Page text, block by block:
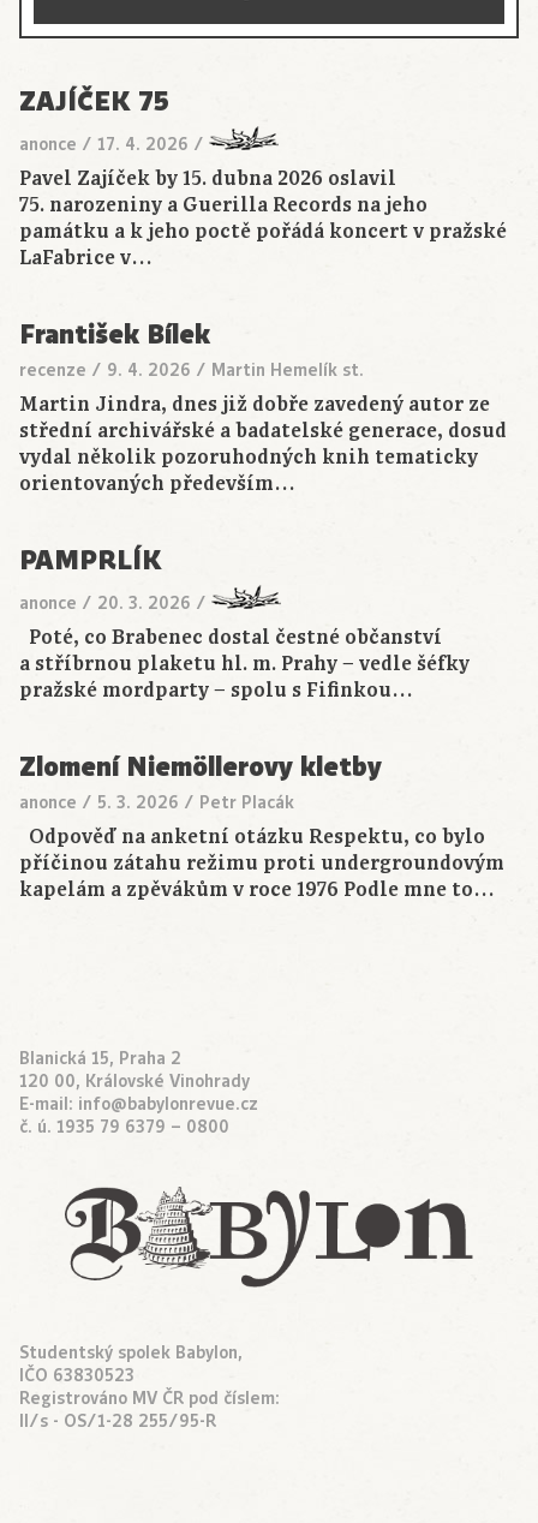
ZAJÍČEK 75
anonce / 17. 4. 2026 /
Pavel Zajíček by 15. dubna 2026 oslavil
75. narozeniny a Guerilla Records na jeho
památku a k jeho poctě pořádá koncert v pražské
LaFabrice v…
František Bílek
recenze / 9. 4. 2026 / Martin Hemelík st.
Martin Jindra, dnes již dobře zavedený autor ze
střední archivářské a badatelské generace, dosud
vydal několik pozoruhodných knih tematicky
orientovaných především…
PAMPRLÍK
anonce / 20. 3. 2026 /
Poté, co Brabenec dostal čestné občanství
a stříbrnou plaketu hl. m. Prahy − vedle šéfky
pražské mordparty − spolu s Fifinkou…
Zlomení Niemöllerovy kletby
anonce / 5. 3. 2026 / Petr Placák
Odpověď na anketní otázku Respektu, co bylo
příčinou zátahu režimu proti undergroundovým
kapelám a zpěvákům v roce 1976 Podle mne to…
Blanická 15, Praha 2
120 00, Královské Vinohrady
E-mail: info@babylonrevue.cz
č. ú. 1935 79 6379 – 0800
Studentský spolek Babylon,
IČO 63830523
Registrováno MV ČR pod číslem:
II/s - OS/1-28 255/95-R